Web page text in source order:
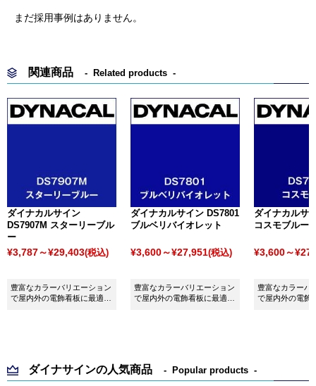
まだ採用事例はありません。
関連商品 Related products
ダイナカルサイン
DS7907M スターリーブル
ー
¥3,787～¥29,403(税込)
豊富なカラーバリエーション
で屋内外の電飾看板に最適な
ダイナカルサイン DS7801
ブルベリバイオレット
¥3,600～¥27,951(税込)
豊富なカラーバリエーション
で屋内外の電飾看板に最適な
ダイナカルサ
コスモブルー
¥3,600～
豊富なカラーバ
で屋内外の電飾
ダイナサインの人気商品 Popular products